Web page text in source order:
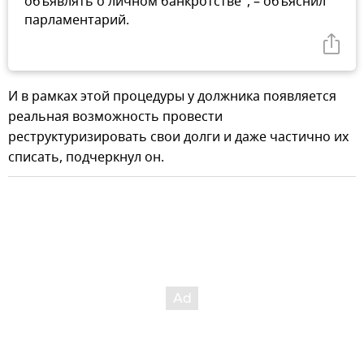
парламентарий.
И в рамках этой процедуры у должника появляется
реальная возможность провести
реструктуризировать свои долги и даже частично их
списать, подчеркнул он.